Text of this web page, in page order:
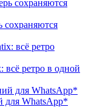
сохраняются
всё ретро в одной
для WhatsApp*